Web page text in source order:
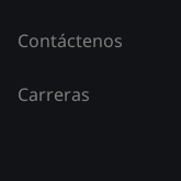
Contáctenos
Carreras